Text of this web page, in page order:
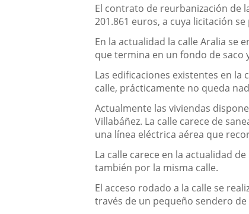
El contrato de reurbanización de
201.861 euros, a cuya licitación
En la actualidad la calle Aralia se
que termina en un fondo de saco
Las edificaciones existentes en la
calle, prácticamente no queda
Actualmente las viviendas
Villabáñez. La calle carece de
una línea eléctrica aérea que
La calle carece en la actualidad
también por la misma calle.
El acceso rodado a la calle se
través de un pequeño sendero